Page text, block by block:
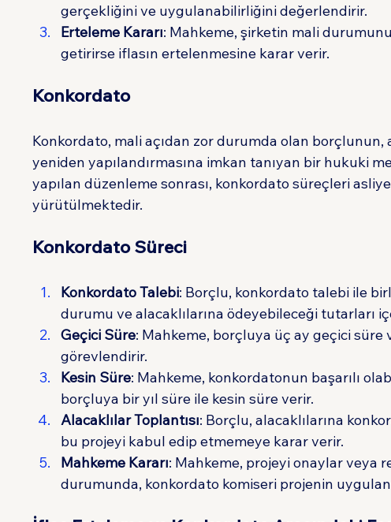
gerçekliğini ve uygulanabilirliğini değerlendirir.
Erteleme Kararı: Mahkeme, şirketin mali
getirirse iflasın ertelenmesine karar verir.
Konkordato
Konkordato, mali açıdan zor durumda olan borçlunun,
yeniden yapılandırmasına imkan tanıyan bir hukuki
yapılan düzenleme sonrası, konkordato süreçleri
yürütülmektedir.
Konkordato Süreci
Konkordato Talebi: Borçlu, konkordato talebi ile
durumu ve alacaklılarına ödeyebileceği tutarları
Geçici Süre: Mahkeme, borçluya üç ay geçici
görevlendirir.
Kesin Süre: Mahkeme, konkordatonun başarılı
borçluya bir yıl süre ile kesin süre verir.
Alacaklılar Toplantısı: Borçlu, alacaklılarına
bu projeyi kabul edip etmemeye karar verir.
Mahkeme Kararı: Mahkeme, projeyi onaylar veya
durumunda, konkordato komiseri projenin